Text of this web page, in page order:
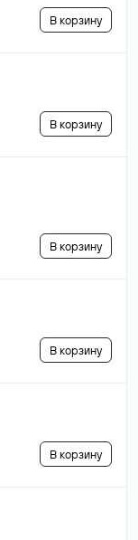
В корзину
В корзину
В корзину
В корзину
В корзину